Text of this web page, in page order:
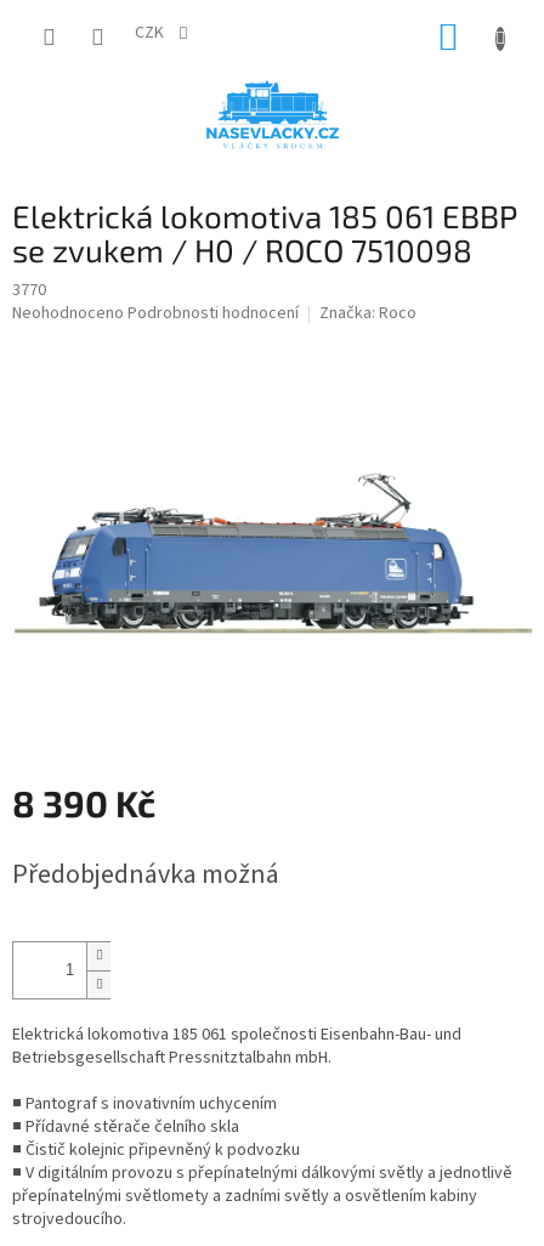
CZK
Elektrická lokomotiva 185 061 EBBP
se zvukem / H0 / ROCO 7510098
3770
Průměrné
Neohodnoceno Podrobnosti hodnocení Značka: Roco
8 390 Kč
cena:
Předobjednávka možná
Elektrická lokomotiva 185 061 společnosti Eisenbahn-Bau- und
Betriebsgesellschaft Pressnitztalbahn mbH.
■ Pantograf s inovativním uchycením
■ Přídavné stěrače čelního skla
■ Čistič kolejnic připevněný k podvozku
■ V digitálním provozu s přepínatelnými dálkovými světly a jednotlivě
přepínatelnými světlomety a zadními světly a osvětlením kabiny
strojvedoucího.